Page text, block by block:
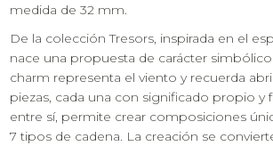
medida de 32 mm.
De la colección Tresors, inspirada en el
nace una propuesta de carácter
charm representa el viento y recuerda
piezas, cada una con significado propio y
entre sí, permite crear composiciones
7 tipos de cadena. La creación se